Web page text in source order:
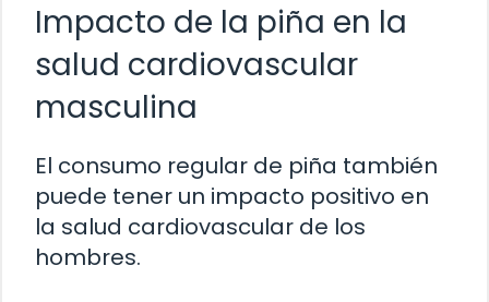
Impacto de la piña en la
salud cardiovascular
masculina
El consumo regular de piña también
puede tener un impacto positivo en
la salud cardiovascular de los
hombres.